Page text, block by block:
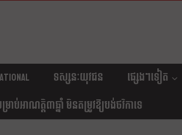
ទស្សនៈយុវជន
ផ្សេងៗទៀត
ប់អាណត្តិ៣ឆ្នាំ មិនតម្រូវឱ្យបង់ថវិកាទេ